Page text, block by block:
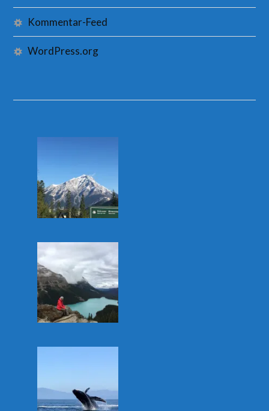
Kommentar-Feed
WordPress.org